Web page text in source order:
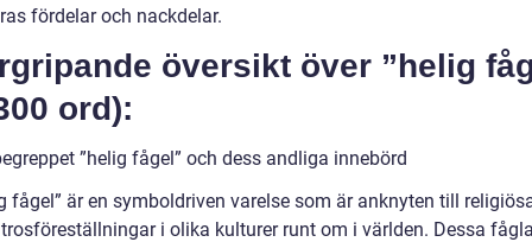
fördelar och nackdelar.
översikt över ”helig
ord):
”helig fågel” och dess andliga innebörd
fågel” är en symboldriven varelse som är anknyten till
i olika kulturer runt om i världen. Dessa